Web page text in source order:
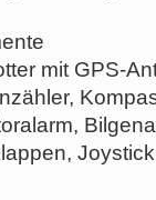
mit GPS-